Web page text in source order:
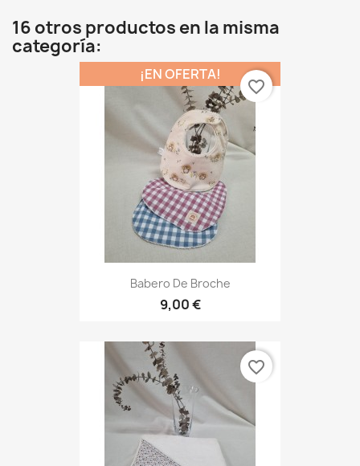
16 otros productos en la misma
categoría:
Babero De Broche
9,00 €
¡EN OFERTA!
favorite_border
favorite_border